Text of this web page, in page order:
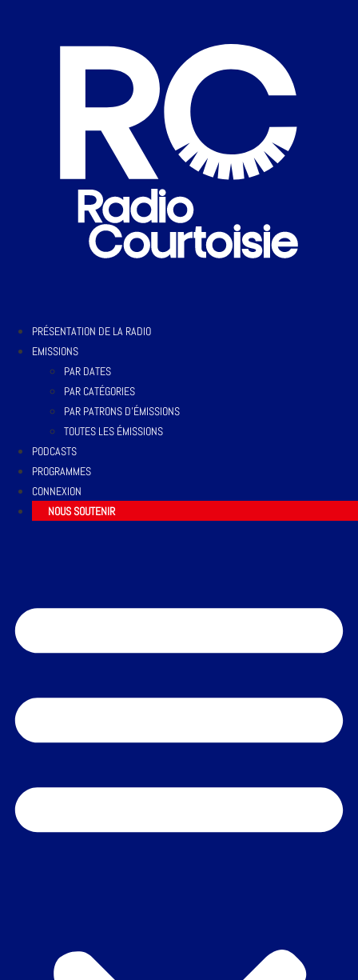
PRÉSENTATION DE LA RADIO
EMISSIONS
PAR DATES
PAR CATÉGORIES
PAR PATRONS D’ÉMISSIONS
TOUTES LES ÉMISSIONS
PODCASTS
PROGRAMMES
CONNEXION
NOUS SOUTENIR